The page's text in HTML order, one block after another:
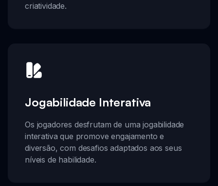
criatividade.
Jogabilidade Interativa
Os jogadores desfrutam de uma jogabilidade
interativa que promove engajamento e
diversão, com desafios adaptados aos seus
níveis de habilidade.